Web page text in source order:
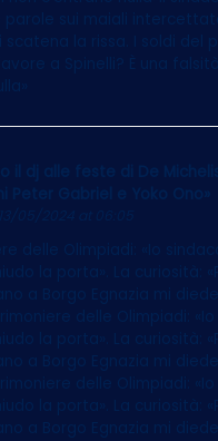
parole sui maiali
la rissa. I soldi del
a Spinelli? È una
il dj alle feste di De
Peter Gabriel e Yoko Ono»
05/2024 at 06:05
delle Olimpiadi: «Io
la porta». La curiosità:
a Borgo Egnazia mi
delle Olimpiadi: «Io
la porta». La curiosità:
a Borgo Egnazia mi
delle Olimpiadi: «Io
la porta». La curiosità:
a Borgo Egnazia mi